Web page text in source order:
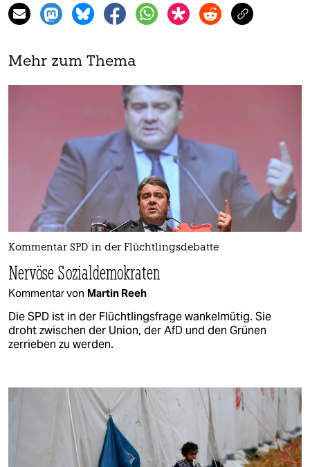
Mehr zum Thema
Kommentar SPD in der Flüchtlingsdebatte
Nervöse Sozialdemokraten
Kommentar von Martin Reeh
Die SPD ist in der Flüchtlingsfrage wankelmütig. Sie
droht zwischen der Union, der AfD und den Grünen
zerrieben zu werden.